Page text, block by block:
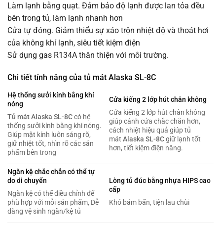
Làm lạnh bằng quạt. Đảm bảo độ lạnh được lan tỏa đều
bên trong tủ, làm lạnh nhanh hơn
Cửa tự đóng. Giảm thiểu sự xáo trộn nhiệt độ và thoát hơi
của không khí lạnh, siêu tiết kiệm điện
Sử dụng gas R134A thân thiện với môi trường.
Chi tiết tính năng của tủ mát Alaska SL-8C
Hệ thống sưởi kính bằng khí
nóng
Tủ mát Alaska SL-8Ccó hệ
thống sưởi kính bằng khi nóng.
Giúp mặt kính luôn sáng rõ,
giữ nhiệt tốt, nhìn rõ các sản
phẩm bên trong
Cửa kiếng 2 lớp hút chân không
Cửa kiếng 2 lớp hút chân không
giúp cánh cửa chắc chắn hơn,
cách nhiệt hiệu quả giúp tủ
mátAlaska SL-8Cgiữ lạnh tốt
hơn, tiết kiệm điện năng.
Ngăn kệ chắc chắn có thể tự
do di chuyển
Ngăn kệ có thể điều chỉnh để
phù hợp với mỗi sản phẩm, Dễ
dàng vệ sinh ngăn/kệ tủ
Lòng tủ đúc bằng nhựa HIPS cao
cấp
Khó bám bẩn, tiện lau chùi